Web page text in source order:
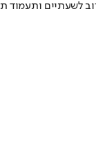
לשעתיים